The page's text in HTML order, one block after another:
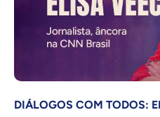
DIÁLOGOS COM TODOS: